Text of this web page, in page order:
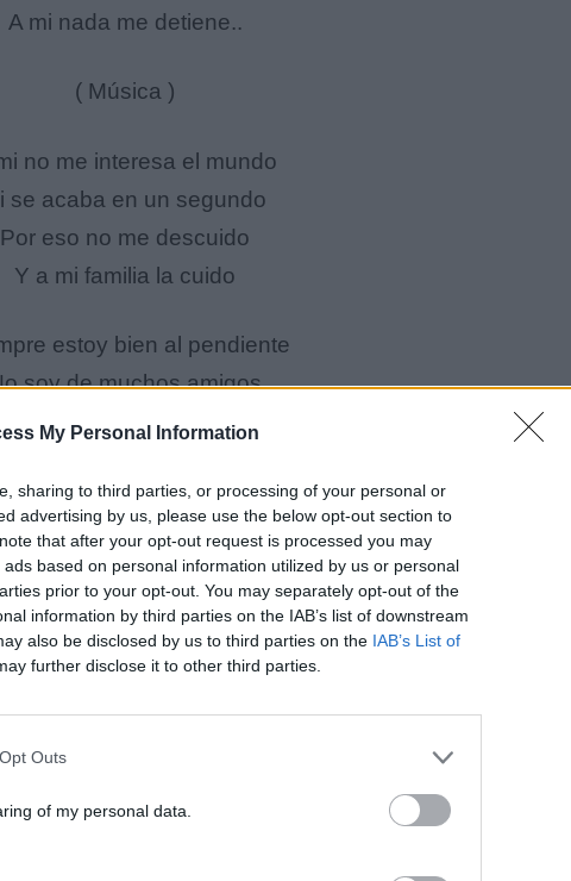
My Personal Information
sharing to third parties, or processing of your personal or
advertising by us, please use the below opt-out section to
that after your opt-out request is processed you may
based on personal information utilized by us or personal
prior to your opt-out. You may separately opt-out of the
information by third parties on the IAB’s list of downstream
also be disclosed by us to third parties on the IAB’s List of
further disclose it to other third parties.
Outs
of my personal data.
A mi nada me detiene..
( Música )
no me interesa el mundo
se acaba en un segundo
Por eso no me descuido
Y a mi familia la cuido
estoy bien al pendiente
soy de muchos amigos
Son pocos pero efectivos
Me llaman El Americano
siento más Mexicano
lo traigo en la sangre
el amor de mi madre
respaldo de un compadre
Y una mujer me levanta
esa a varios se le cuadra